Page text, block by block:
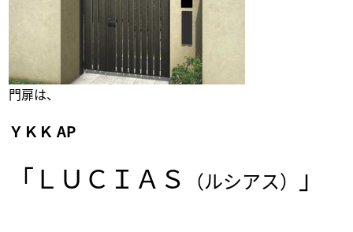
門扉は、
ＹＫＫ AP
「ＬＵＣＩＡＳ （ルシアス） 」